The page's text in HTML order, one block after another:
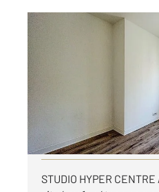
par mois charges
Visiter le site dédié
STUDIO HYPER